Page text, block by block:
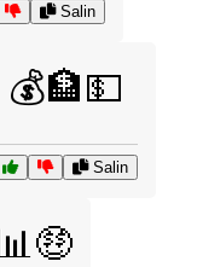
Salin
💰🏦💵
Salin